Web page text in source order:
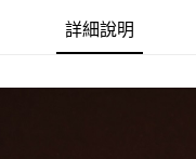
詳細說明